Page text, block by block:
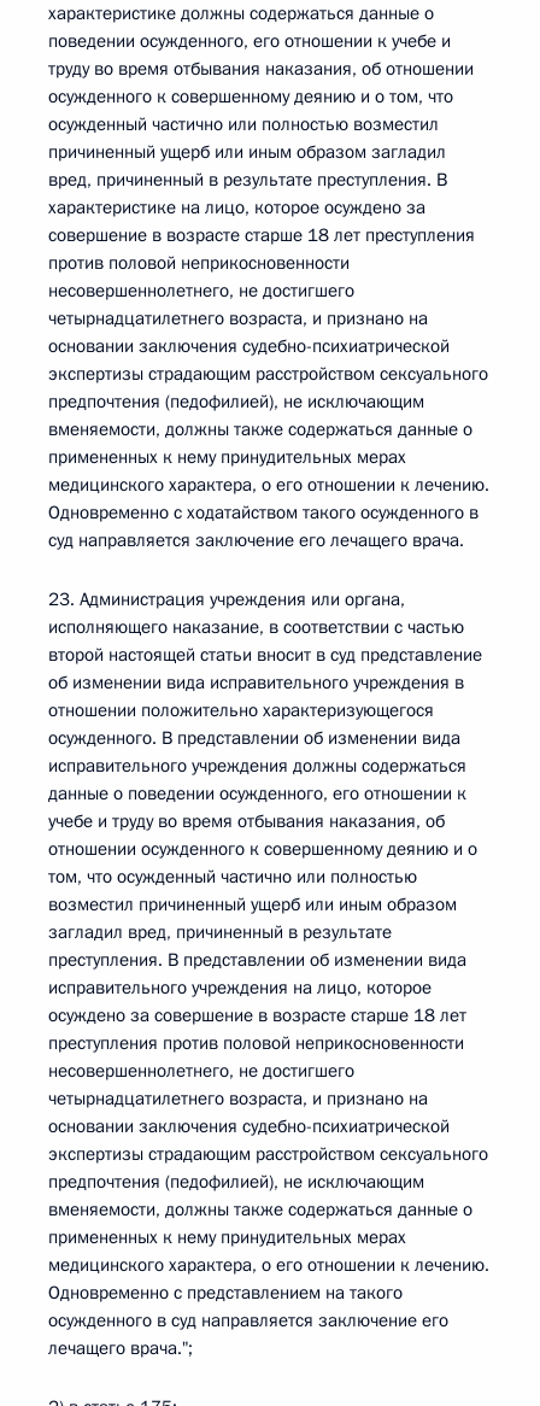
характеристике должны содержаться данные о
поведении осужденного, его отношении к учебе и
труду во время отбывания наказания, об отношении
осужденного к совершенному деянию и о том, что
осужденный частично или полностью возместил
причиненный ущерб или иным образом загладил
вред, причиненный в результате преступления. В
характеристике на лицо, которое осуждено за
совершение в возрасте старше 18 лет преступления
против половой неприкосновенности
несовершеннолетнего, не достигшего
четырнадцатилетнего возраста, и признано на
основании заключения судебно-психиатрической
экспертизы страдающим расстройством сексуального
предпочтения (педофилией), не исключающим
вменяемости, должны также содержаться данные о
примененных к нему принудительных мерах
медицинского характера, о его отношении к лечению.
Одновременно с ходатайством такого осужденного в
суд направляется заключение его лечащего врача.
23. Администрация учреждения или органа,
исполняющего наказание, в соответствии с частью
второй настоящей статьи вносит в суд представление
об изменении вида исправительного учреждения в
отношении положительно характеризующегося
осужденного. В представлении об изменении вида
исправительного учреждения должны содержаться
данные о поведении осужденного, его отношении к
учебе и труду во время отбывания наказания, об
отношении осужденного к совершенному деянию и о
том, что осужденный частично или полностью
возместил причиненный ущерб или иным образом
загладил вред, причиненный в результате
преступления. В представлении об изменении вида
исправительного учреждения на лицо, которое
осуждено за совершение в возрасте старше 18 лет
преступления против половой неприкосновенности
несовершеннолетнего, не достигшего
четырнадцатилетнего возраста, и признано на
основании заключения судебно-психиатрической
экспертизы страдающим расстройством сексуального
предпочтения (педофилией), не исключающим
вменяемости, должны также содержаться данные о
примененных к нему принудительных мерах
медицинского характера, о его отношении к лечению.
Одновременно с представлением на такого
осужденного в суд направляется заключение его
лечащего врача.";